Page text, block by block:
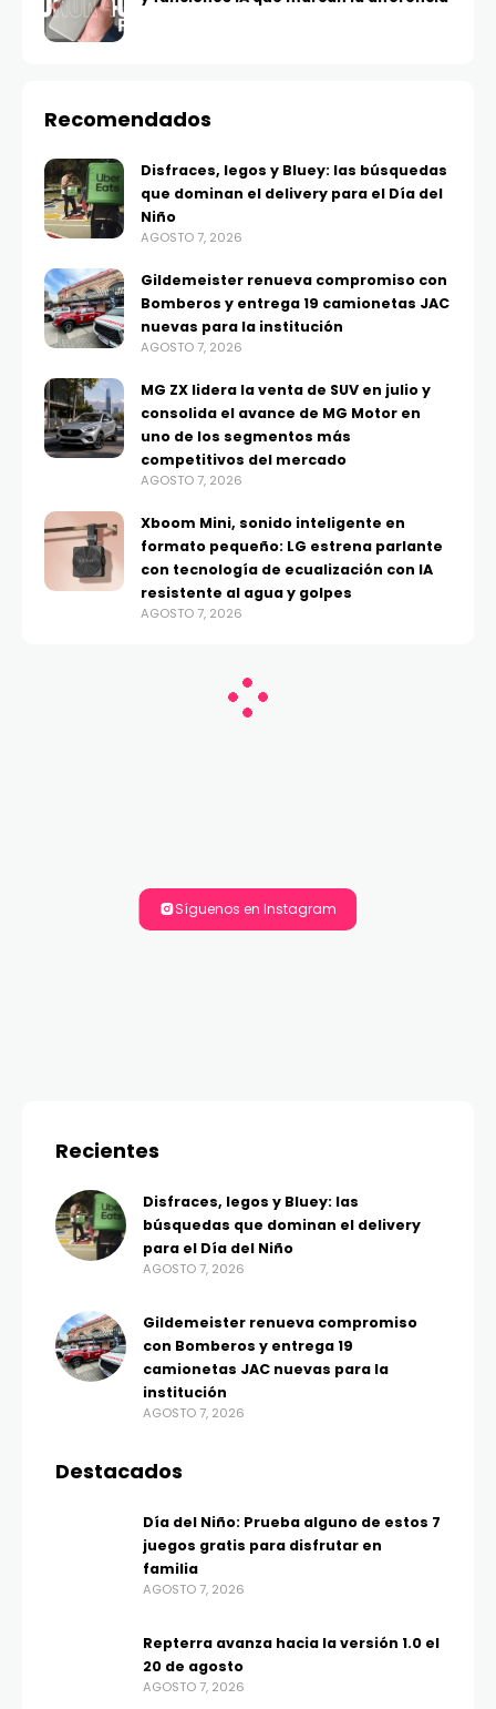
Recomendados
Disfraces, legos y Bluey: las búsquedas
que dominan el delivery para el Día del
Niño
AGOSTO 7, 2026
Gildemeister renueva compromiso con
Bomberos y entrega 19 camionetas JAC
nuevas para la institución
AGOSTO 7, 2026
MG ZX lidera la venta de SUV en julio y
consolida el avance de MG Motor en
uno de los segmentos más
competitivos del mercado
AGOSTO 7, 2026
Xboom Mini, sonido inteligente en
formato pequeño: LG estrena parlante
con tecnología de ecualización con IA
resistente al agua y golpes
AGOSTO 7, 2026
Síguenos en Instagram
Recientes
Disfraces, legos y Bluey: las
búsquedas que dominan el delivery
para el Día del Niño
AGOSTO 7, 2026
Gildemeister renueva compromiso
con Bomberos y entrega 19
camionetas JAC nuevas para la
institución
AGOSTO 7, 2026
Destacados
Día del Niño: Prueba alguno de estos 7
juegos gratis para disfrutar en
familia
AGOSTO 7, 2026
Repterra avanza hacia la versión 1.0 el
20 de agosto
AGOSTO 7, 2026